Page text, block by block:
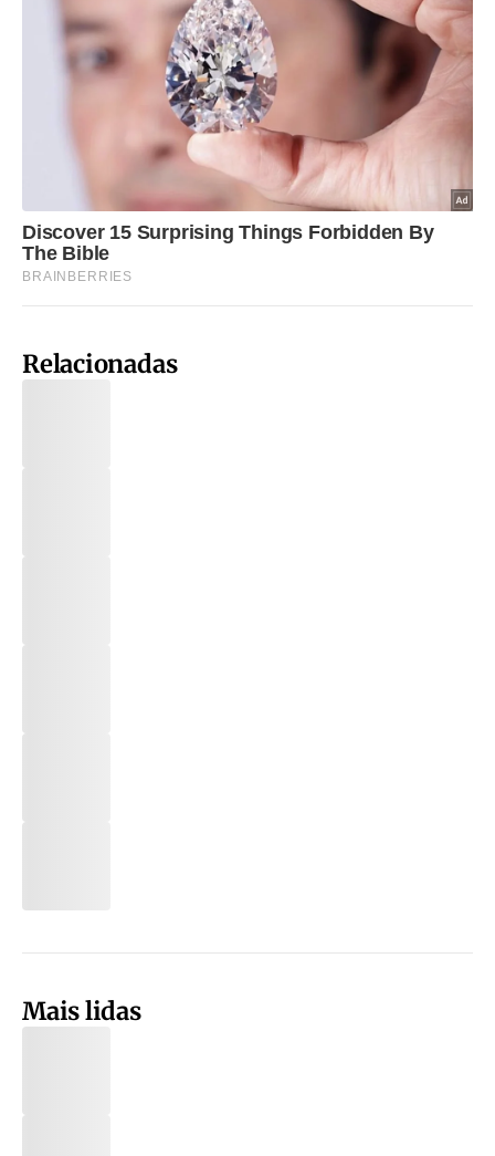
Relacionadas
Mais lidas